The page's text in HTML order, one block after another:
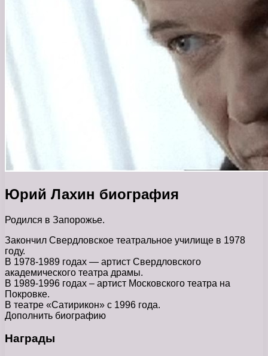
Юрий Лахин биография
Родился в Запорожье.
Закончил Свердловское театральное училище в 1978
году.
В 1978-1989 годах — артист Свердловского
академического театра драмы.
В 1989-1996 годах – артист Московского театра на
Покровке.
В театре «Сатирикон» с 1996 года.
Дополнить биографию
Награды